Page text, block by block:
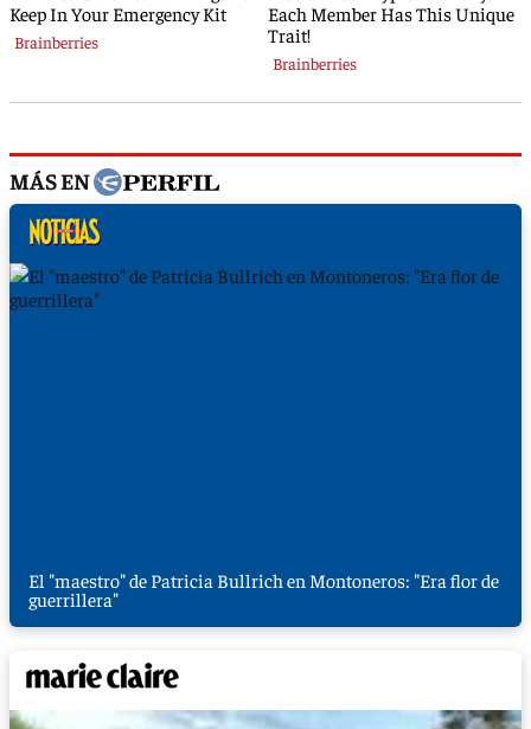
MÁS EN
El "maestro" de Patricia Bullrich en Montoneros: "Era flor de
guerrillera"